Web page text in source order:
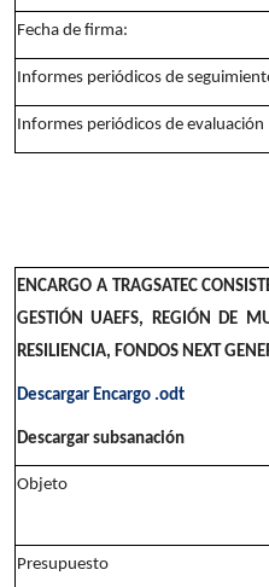
Fecha de firma:
Informes periódicos de
Informes periódicos de evaluación
ENCARGO A TRAGSATEC
GESTIÓN UAEFS, REGIÓN DE
RESILIENCIA, FONDOS NEXT
Descargar Encargo .odt
Descargar subsanación
Objeto
Presupuesto